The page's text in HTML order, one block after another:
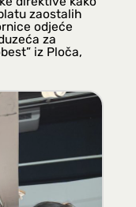
zaostalih
odjeće
za
iz Ploča,